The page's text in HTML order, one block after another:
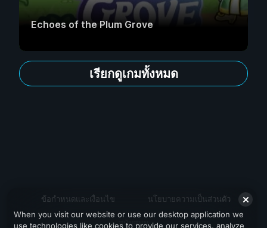
Echoes of the Plum Grove
เรียกดูเกมทั้งหมด
ข้อกำหนดและเงื่อนไข นโยบายความเป็นส่วนตัว
สนับสนุน
When you visit our website or use our desktop application we
use technologies like cookies to provide our services, analyze